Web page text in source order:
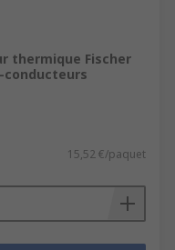
thermique Fischer
conducteurs
15,52 €/paquet